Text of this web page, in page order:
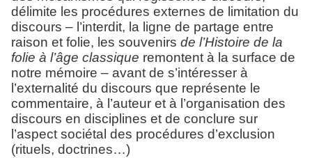
délimite les procédures externes de limitation du
discours – l’interdit, la ligne de partage entre
raison et folie, les souvenirs de l’Histoire de la
folie à l’âge classique remontent à la surface de
notre mémoire – avant de s’intéresser à
l’externalité du discours que représente le
commentaire, à l’auteur et à l’organisation des
discours en disciplines et de conclure sur
l’aspect sociétal des procédures d’exclusion
(rituels, doctrines…)